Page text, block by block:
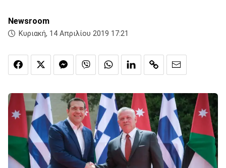
Newsroom
Κυριακή, 14 Απριλίου 2019 17:21